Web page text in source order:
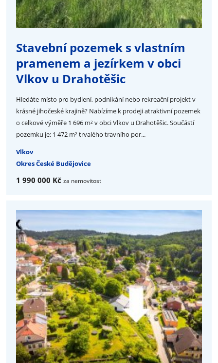
Stavební pozemek s vlastním
pramenem a jezírkem v obci
Vlkov u Drahotěšic
Hledáte místo pro bydlení, podnikání nebo rekreační projekt v
krásné jihočeské krajině? Nabízíme k prodeji atraktivní pozemek
o celkové výměře 1 696 m² v obci Vlkov u Drahotěšic. Součástí
pozemku je: 1 472 m² trvalého travního por...
Vlkov
Okres České Budějovice
1 990 000 Kč za nemovitost